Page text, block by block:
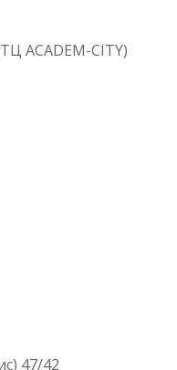
ACADEM-CITY)
47/42